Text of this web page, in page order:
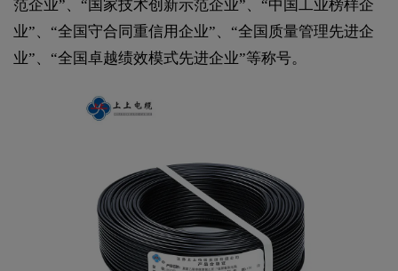
范企业”、“国家技术创新示范企业”、“中国工业榜样企
业”、“全国守合同重信用企业”、“全国质量管理先进企
业”、“全国卓越绩效模式先进企业”等称号。